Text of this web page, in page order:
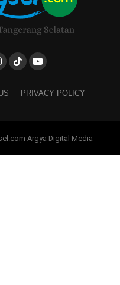
PRIVACY POLICY
Argya Digital Media